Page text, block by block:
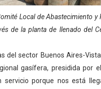
talleres para aspirantes
académica de
comunal en El
plan de bacheo en
Local de Abastecimiento
de la planta de llenado del
del sector Buenos Aires-
gasífera, presidida por
servicio porque nos está